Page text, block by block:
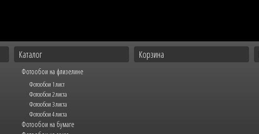
Каталог
Фотообои на флизелине
Фотообои 1 лист
Фотообои 2 листа
Фотообои 3 листа
Фотообои 4 листа
Фотообои на бумаге
Корзина